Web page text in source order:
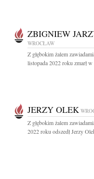
ZBIGNIEW
WROCŁAW
Z głębokim żalem
listopada 2022 roku zmarł
JERZY OLEK
Z głębokim żalem
2022 roku odszedł Jerzy